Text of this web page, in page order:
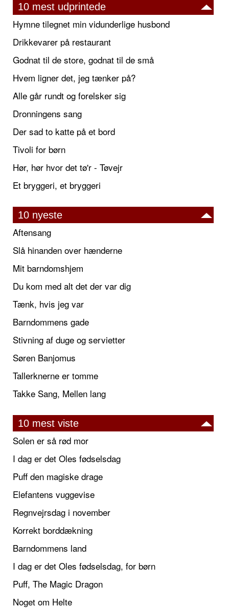
10 mest udprintede
Hymne tilegnet min vidunderlige husbond
Drikkevarer på restaurant
Godnat til de store, godnat til de små
Hvem ligner det, jeg tænker på?
Alle går rundt og forelsker sig
Dronningens sang
Der sad to katte på et bord
Tivoli for børn
Hør, hør hvor det tø'r - Tøvejr
Et bryggeri, et bryggeri
10 nyeste
Aftensang
Slå hinanden over hænderne
Mit barndomshjem
Du kom med alt det der var dig
Tænk, hvis jeg var
Barndommens gade
Stivning af duge og servietter
Søren Banjomus
Tallerknerne er tomme
Takke Sang, Mellen lang
10 mest viste
Solen er så rød mor
I dag er det Oles fødselsdag
Puff den magiske drage
Elefantens vuggevise
Regnvejrsdag i november
Korrekt borddækning
Barndommens land
I dag er det Oles fødselsdag, for børn
Puff, The Magic Dragon
Noget om Helte